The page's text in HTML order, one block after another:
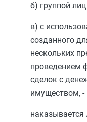
б) группой
в) с
созданного
нескольких
проведением
сделок с
имуществом, -